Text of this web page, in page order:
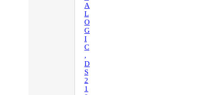
A
L
O
G
I
C
,
D
S
2
1